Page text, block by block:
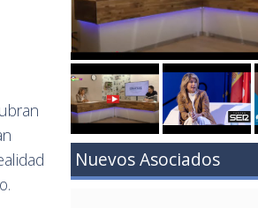
Nuevos Asociados